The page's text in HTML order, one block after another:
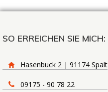
SO ERREICHEN SIE MICH:
Hasenbuck 2 | 91174 Spalt
09175 - 90 78 22